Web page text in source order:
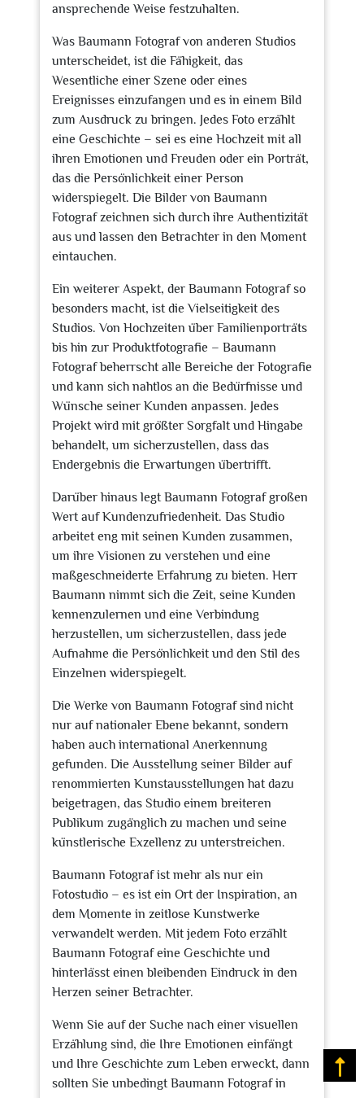
ansprechende Weise festzuhalten.
Was Baumann Fotograf von anderen Studios
unterscheidet, ist die Fähigkeit, das
Wesentliche einer Szene oder eines
Ereignisses einzufangen und es in einem Bild
zum Ausdruck zu bringen. Jedes Foto erzählt
eine Geschichte – sei es eine Hochzeit mit all
ihren Emotionen und Freuden oder ein Porträt,
das die Persönlichkeit einer Person
widerspiegelt. Die Bilder von Baumann
Fotograf zeichnen sich durch ihre Authentizität
aus und lassen den Betrachter in den Moment
eintauchen.
Ein weiterer Aspekt, der Baumann Fotograf so
besonders macht, ist die Vielseitigkeit des
Studios. Von Hochzeiten über Familienporträts
bis hin zur Produktfotografie – Baumann
Fotograf beherrscht alle Bereiche der Fotografie
und kann sich nahtlos an die Bedürfnisse und
Wünsche seiner Kunden anpassen. Jedes
Projekt wird mit größter Sorgfalt und Hingabe
behandelt, um sicherzustellen, dass das
Endergebnis die Erwartungen übertrifft.
Darüber hinaus legt Baumann Fotograf großen
Wert auf Kundenzufriedenheit. Das Studio
arbeitet eng mit seinen Kunden zusammen,
um ihre Visionen zu verstehen und eine
maßgeschneiderte Erfahrung zu bieten. Herr
Baumann nimmt sich die Zeit, seine Kunden
kennenzulernen und eine Verbindung
herzustellen, um sicherzustellen, dass jede
Aufnahme die Persönlichkeit und den Stil des
Einzelnen widerspiegelt.
Die Werke von Baumann Fotograf sind nicht
nur auf nationaler Ebene bekannt, sondern
haben auch international Anerkennung
gefunden. Die Ausstellung seiner Bilder auf
renommierten Kunstausstellungen hat dazu
beigetragen, das Studio einem breiteren
Publikum zugänglich zu machen und seine
künstlerische Exzellenz zu unterstreichen.
Baumann Fotograf ist mehr als nur ein
Fotostudio – es ist ein Ort der Inspiration, an
dem Momente in zeitlose Kunstwerke
verwandelt werden. Mit jedem Foto erzählt
Baumann Fotograf eine Geschichte und
hinterlässt einen bleibenden Eindruck in den
Herzen seiner Betrachter.
Wenn Sie auf der Suche nach einer visuellen
Erzählung sind, die Ihre Emotionen einfängt
und Ihre Geschichte zum Leben erweckt, dann
sollten Sie unbedingt Baumann Fotograf in